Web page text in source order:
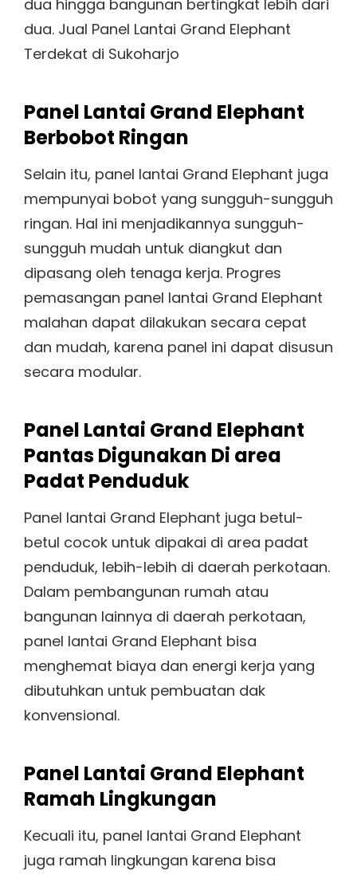
dua hingga bangunan bertingkat lebih dari
dua. Jual Panel Lantai Grand Elephant
Terdekat di Sukoharjo
Panel Lantai Grand Elephant
Berbobot Ringan
Selain itu, panel lantai Grand Elephant juga
mempunyai bobot yang sungguh-sungguh
ringan. Hal ini menjadikannya sungguh-
sungguh mudah untuk diangkut dan
dipasang oleh tenaga kerja. Progres
pemasangan panel lantai Grand Elephant
malahan dapat dilakukan secara cepat
dan mudah, karena panel ini dapat disusun
secara modular.
Panel Lantai Grand Elephant
Pantas Digunakan Di area
Padat Penduduk
Panel lantai Grand Elephant juga betul-
betul cocok untuk dipakai di area padat
penduduk, lebih-lebih di daerah perkotaan.
Dalam pembangunan rumah atau
bangunan lainnya di daerah perkotaan,
panel lantai Grand Elephant bisa
menghemat biaya dan energi kerja yang
dibutuhkan untuk pembuatan dak
konvensional.
Panel Lantai Grand Elephant
Ramah Lingkungan
Kecuali itu, panel lantai Grand Elephant
juga ramah lingkungan karena bisa